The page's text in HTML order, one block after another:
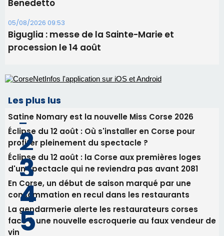
Les plus lus
Satine Nomary est la nouvelle Miss Corse 2026
Éclipse du 12 août : Où s'installer en Corse pour
profiter pleinement du spectacle ?
d'un spectacle qui ne reviendra pas avant 2081
consommation en recul dans les restaurants
La gendarmerie alerte les restaurateurs corses
face à une nouvelle escroquerie au faux vendeur de
vin
Newsletter
Inscrivez-vous à la newsletter de CNI et recevez par
email les infos les plus importantes et une sélection de
nos meilleurs articles